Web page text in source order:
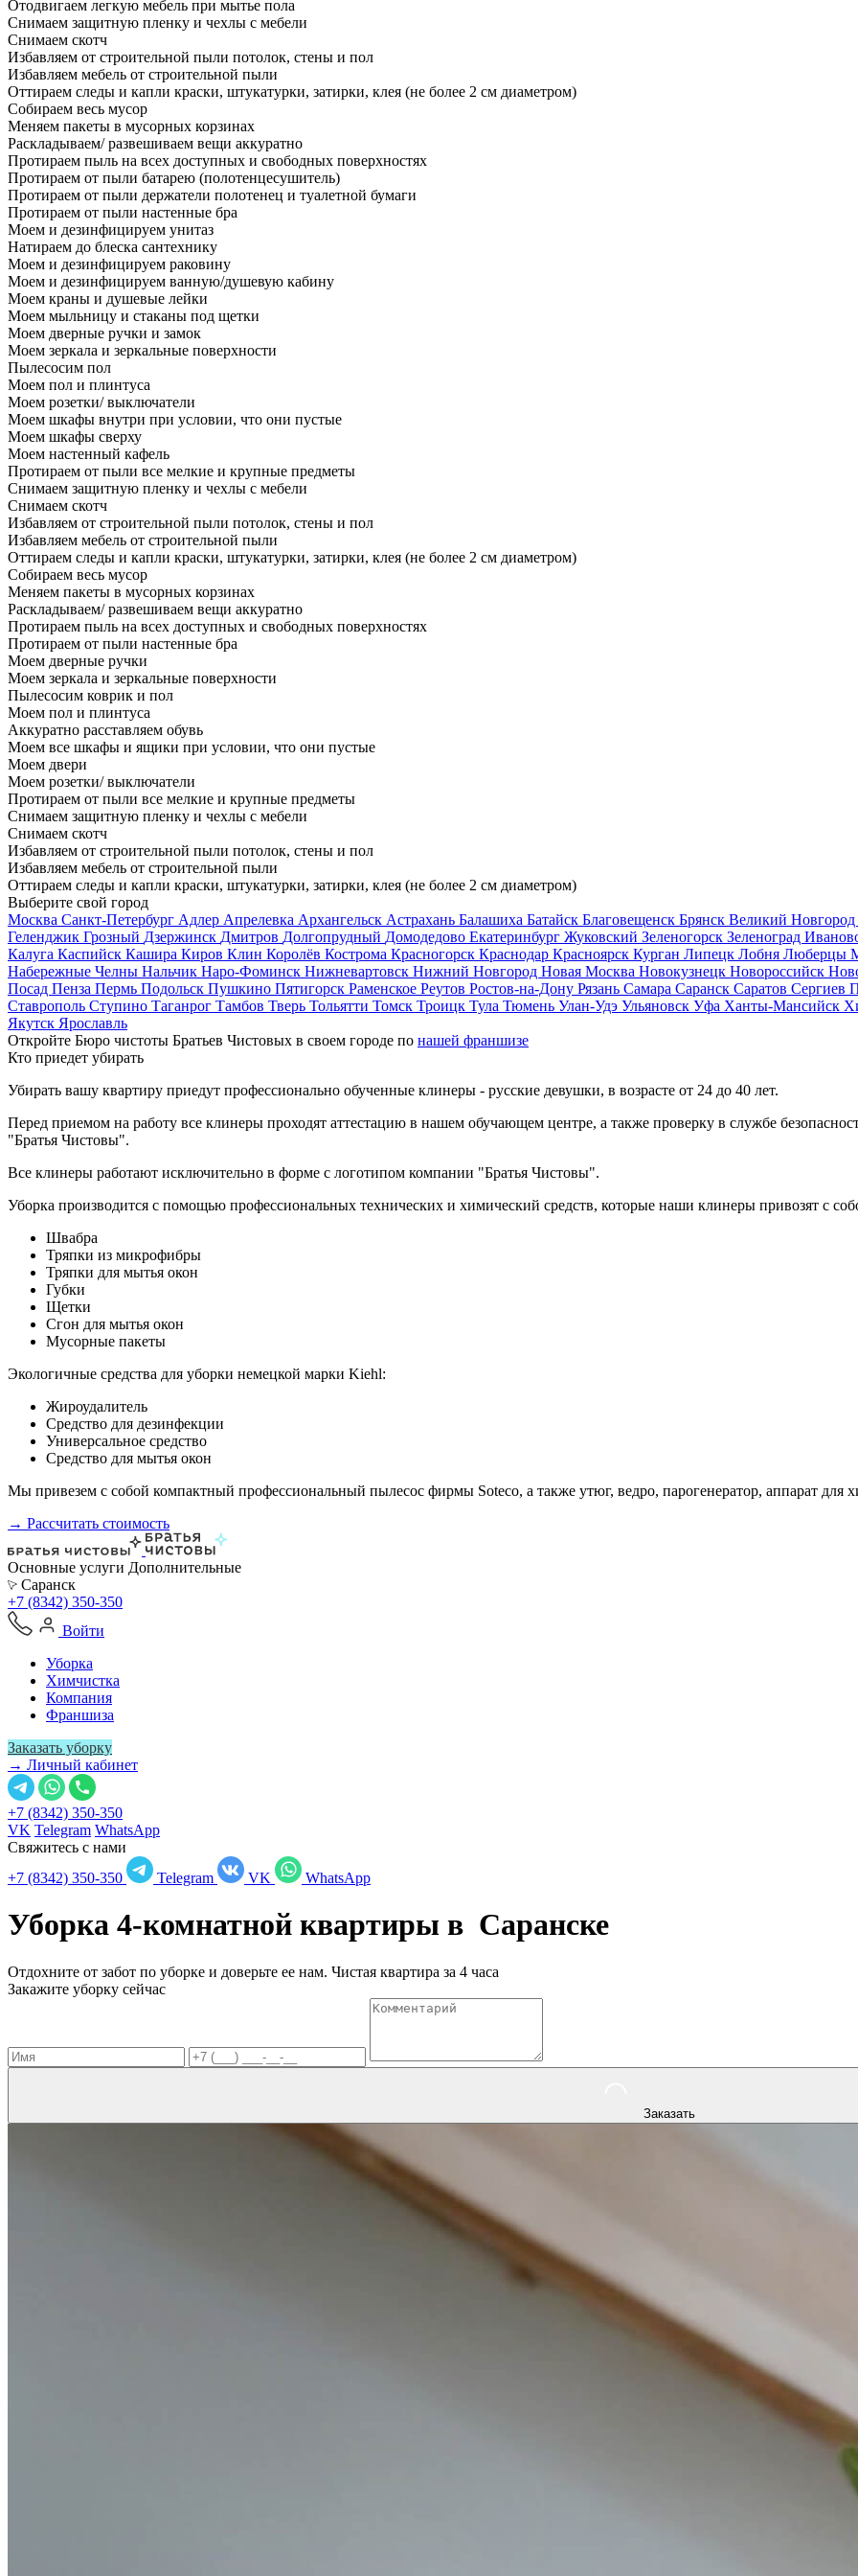
Отодвигаем легкую мебель при мытье пола
Снимаем защитную пленку и чехлы с мебели
Снимаем скотч
Избавляем от строительной пыли потолок, стены и пол
Избавляем мебель от строительной пыли
Оттираем следы и капли краски, штукатурки, затирки, клея (не более 2 см диаметром)
Собираем весь мусор
Меняем пакеты в мусорных корзинах
Раскладываем/ развешиваем вещи аккуратно
Протираем пыль на всех доступных и свободных поверхностях
Протираем от пыли батарею (полотенцесушитель)
Протираем от пыли держатели полотенец и туалетной бумаги
Протираем от пыли настенные бра
Моем и дезинфицируем унитаз
Натираем до блеска сантехнику
Моем и дезинфицируем раковину
Моем и дезинфицируем ванную/душевую кабину
Моем краны и душевые лейки
Моем мыльницу и стаканы под щетки
Моем дверные ручки и замок
Моем зеркала и зеркальные поверхности
Пылесосим пол
Моем пол и плинтуса
Моем розетки/ выключатели
Моем шкафы внутри при условии, что они пустые
Моем шкафы сверху
Моем настенный кафель
Протираем от пыли все мелкие и крупные предметы
Снимаем защитную пленку и чехлы с мебели
Снимаем скотч
Избавляем от строительной пыли потолок, стены и пол
Избавляем мебель от строительной пыли
Оттираем следы и капли краски, штукатурки, затирки, клея (не более 2 см диаметром)
Собираем весь мусор
Меняем пакеты в мусорных корзинах
Раскладываем/ развешиваем вещи аккуратно
Протираем пыль на всех доступных и свободных поверхностях
Протираем от пыли настенные бра
Моем дверные ручки
Моем зеркала и зеркальные поверхности
Пылесосим коврик и пол
Моем пол и плинтуса
Аккуратно расставляем обувь
Моем все шкафы и ящики при условии, что они пустые
Моем двери
Моем розетки/ выключатели
Протираем от пыли все мелкие и крупные предметы
Снимаем защитную пленку и чехлы с мебели
Снимаем скотч
Избавляем от строительной пыли потолок, стены и пол
Избавляем мебель от строительной пыли
Оттираем следы и капли краски, штукатурки, затирки, клея (не более 2 см диаметром)
Выберите свой город
Москва Санкт-Петербург Адлер Апрелевка Архангельск Астрахань Балашиха Батайск Благовещенск Брянск Великий Новгород
Геленджик Грозный Дзержинск Дмитров Долгопрудный Домодедово Екатеринбург Жуковский Зеленогорск Зеленоград
Калуга Каспийск Кашира Киров Клин Королёв Кострома Красногорск Краснодар Красноярск Курган Липецк Лобня Люберцы
Набережные Челны Нальчик Наро-Фоминск Нижневартовск Нижний Новгород Новая Москва Новокузнецк Новороссийск
Посад Пенза Пермь Подольск Пушкино Пятигорск Раменское Реутов Ростов-на-Дону Рязань Самара Саранск Саратов Сергиев
Ставрополь Ступино Таганрог Тамбов Тверь Тольятти Томск Троицк Тула Тюмень Улан-Удэ Ульяновск Уфа Ханты-Мансийск
Якутск Ярославль
Откройте Бюро чистоты Братьев Чистовых в своем городе по нашей франшизе
Кто приедет убирать
Убирать вашу квартиру приедут профессионально обученные клинеры - русские девушки, в возрасте от 24 до 40 лет.
Перед приемом на работу все клинеры проходят аттестацию в нашем обучающем центре, а также проверку в службе
"Братья Чистовы".
Все клинеры работают исключительно в форме с логотипом компании "Братья Чистовы".
Уборка производится с помощью профессиональных технических и химический средств, которые наши клинеры привозят с
Швабра
Тряпки из микрофибры
Тряпки для мытья окон
Губки
Щетки
Сгон для мытья окон
Мусорные пакеты
Экологичные средства для уборки немецкой марки Kiehl:
Жироудалитель
Средство для дезинфекции
Универсальное средство
Средство для мытья окон
Мы привезем с собой компактный профессиональный пылесос фирмы Soteco, а также утюг, ведро, парогенератор, аппарат
→ Рассчитать стоимость
Основные услуги Дополнительные
Саранск
+7 (8342) 350-350
Войти
Уборка
Химчистка
Компания
Франшиза
Заказать уборку
→ Личный кабинет
+7 (8342) 350-350
VK Telegram WhatsApp
Свяжитесь с нами
+7 (8342) 350-350
Telegram VK WhatsApp
Уборка 4-комнатной квартиры в Саранске
Отдохните от забот по уборке и доверьте ее нам. Чистая квартира за 4 часа
Закажите уборку сейчас
Заказать